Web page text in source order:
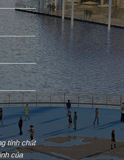
tính chất
của